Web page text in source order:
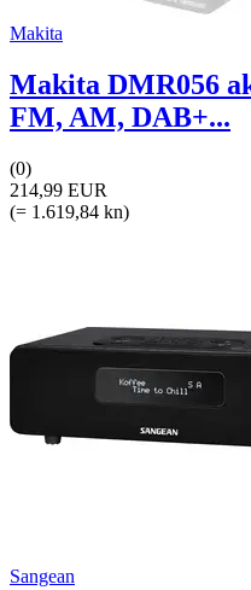
Makita
Makita DMR056
FM, AM, DAB+...
(0)
214,99 EUR
(= 1.619,84 kn)
Sangean